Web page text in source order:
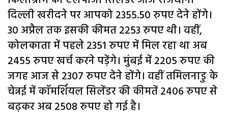
दिल्ली खरीदने पर आपको 2355.50 रुपए देने होंगे।
30 अप्रैल तक इसकी कीमत 2253 रुपए थी। वहीं,
कोलकाता में पहले 2351 रुपए में मिल रहा था अब
2455 रुपए खर्च करने पड़ेंगे। मुंबई में 2205 रुपए की
जगह आज से 2307 रुपए देने होंगे। वहीं तमिलनाडु के
चेन्नई में काॅमर्शियल सिलेंडर की कीमतें 2406 रुपए से
बढ़कर अब 2508 रुपए हो गई है।